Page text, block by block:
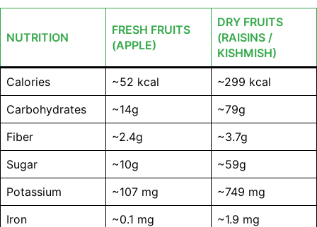
NUTRITION
FRESH FRUITS
(APPLE)
DRY FRUITS
(RAISINS /
KISHMISH)
Calories ~52 kcal
~299 kcal
Carbohydrates
~14g
~79g
Fiber
~2.4g
~3.7g
Sugar
~10g
~59g
Potassium
~107 mg
~749 mg
Iron
~0.1 mg
~1.9 mg